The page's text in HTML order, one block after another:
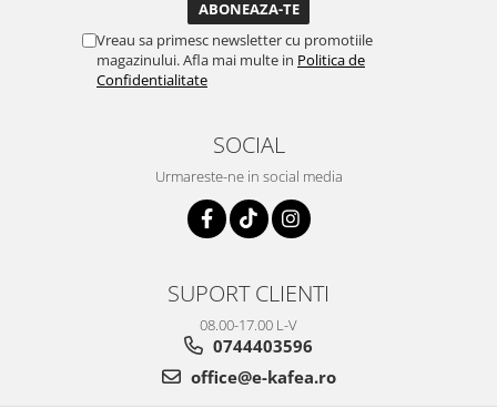
Vreau sa primesc newsletter cu promotiile
magazinului. Afla mai multe in Politica de
Confidentialitate
SOCIAL
Urmareste-ne in social media
SUPORT CLIENTI
08.00-17.00 L-V
0744403596
office@e-kafea.ro